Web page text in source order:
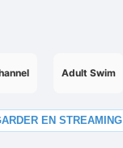
Adult Swim
EN STREAMING